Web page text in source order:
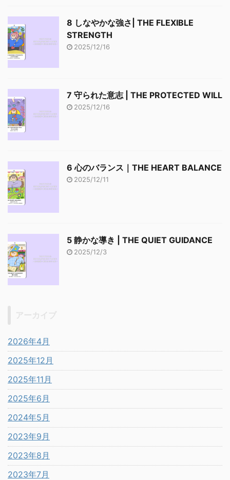
8 しなやかな強さ| THE FLEXIBLE
STRENGTH
2025/12/16
7 守られた意志 | THE PROTECTED WILL
2025/12/16
6 心のバランス｜THE HEART BALANCE
2025/12/11
5 静かな導き | THE QUIET GUIDANCE
2025/12/3
2026年4月
2025年12月
2025年11月
2025年6月
2024年5月
2023年9月
2023年8月
2023年7月